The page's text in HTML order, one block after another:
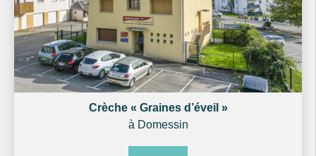
Crèche « Graines d’éveil »
à Domessin